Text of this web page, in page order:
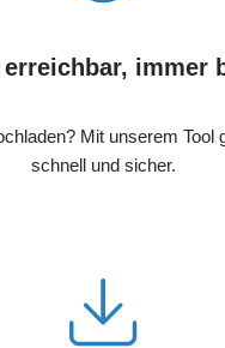
erreichbar, immer
Mit unserem Tool
schnell und sicher.